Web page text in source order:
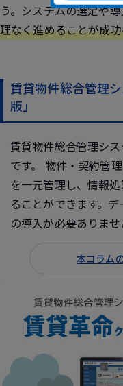
う。システムの選定や
理なく進めることが成
賃貸物件総合管理
版」
賃貸物件総合管理シ
です。 物件・契約管
を一元管理し、情報
ることができます。
の導入が必要ありませ
本コラム